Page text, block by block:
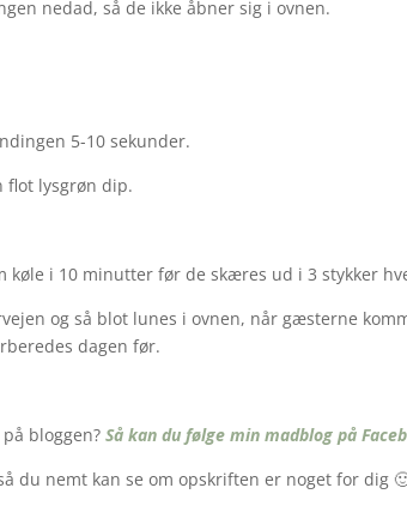
nedad, så de ikke åbner sig i ovnen.
5-10 sekunder.
flot lysgrøn dip.
i 10 minutter før de skæres ud i 3 stykker
og så blot lunes i ovnen, når gæsterne
dagen før.
bloggen? Så kan du følge min madblog på
du nemt kan se om opskriften er noget for dig